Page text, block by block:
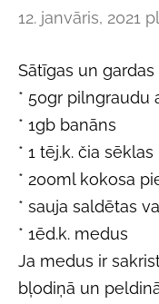
12. janvāris, 2021
Sātīgas un
* 50gr pilngraudu
* 1gb banāns
* 1 tēj.k. čia sēklas
* 200ml kokosa
* sauja saldētas
* 1ēd.k. medus
Ja medus ir
bļodiņā un